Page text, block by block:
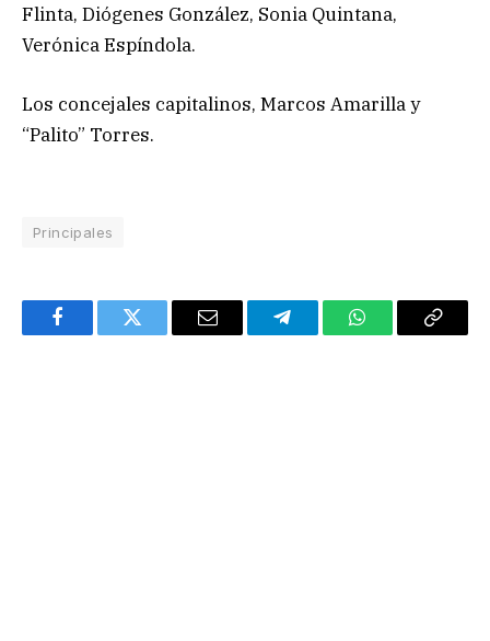
Flinta, Diógenes González, Sonia Quintana,
Verónica Espíndola.
Los concejales capitalinos, Marcos Amarilla y
“Palito” Torres.
Principales
FacebookTwitter Email TelegramWhatsAppCopy